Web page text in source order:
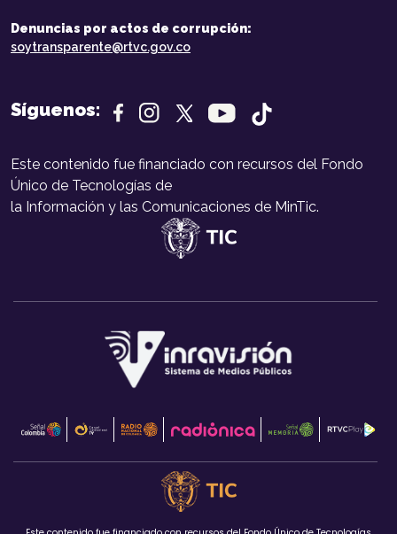
Denuncias por actos de corrupción:
soytransparente@rtvc.gov.co
Síguenos:
Este contenido fue financiado con recursos del Fondo
Único de Tecnologías de
la Información y las Comunicaciones de MinTic.